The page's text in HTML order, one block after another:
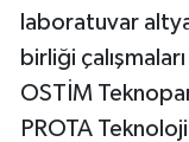
laboratuvar
birliği
OSTİM
PROTA